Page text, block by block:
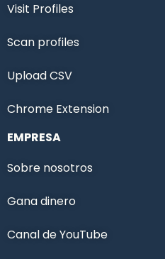
Visit Profiles
Scan profiles
Upload CSV
Chrome Extension
EMPRESA
Sobre nosotros
Gana dinero
Canal de YouTube